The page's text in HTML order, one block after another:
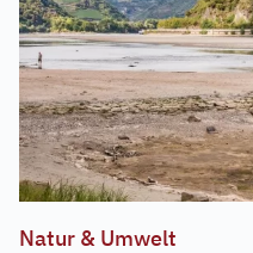
Natur & Umwelt